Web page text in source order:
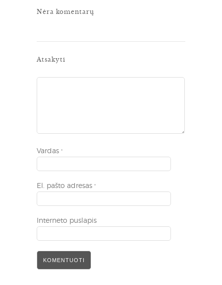
Nėra komentarų
Atsakyti
Vardas *
El. pašto adresas *
Interneto puslapis